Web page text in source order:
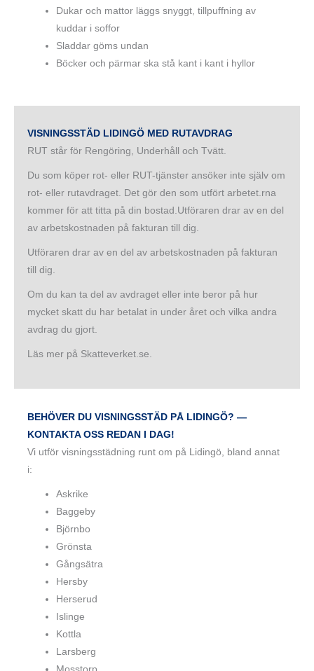
Dukar och mattor läggs snyggt, tillpuffning av
kuddar i soffor
Sladdar göms undan
Böcker och pärmar ska stå kant i kant i hyllor
VISNINGSSTÄD LIDINGÖ MED RUTAVDRAG
RUT står för Rengöring, Underhåll och Tvätt.
Du som köper rot- eller RUT-tjänster ansöker inte själv om
rot- eller rutavdraget. Det gör den som utfört arbetet.rna
kommer för att titta på din bostad.Utföraren drar av en del
av arbetskostnaden på fakturan till dig.
Utföraren drar av en del av arbetskostnaden på fakturan
till dig.
Om du kan ta del av avdraget eller inte beror på hur
mycket skatt du har betalat in under året och vilka andra
avdrag du gjort.
Läs mer på Skatteverket.se.
BEHÖVER DU VISNINGSSTÄD PÅ LIDINGÖ? —
KONTAKTA OSS REDAN I DAG!
Vi utför visningsstädning runt om på Lidingö, bland annat
i:
Askrike
Baggeby
Björnbo
Grönsta
Gångsätra
Hersby
Herserud
Islinge
Kottla
Larsberg